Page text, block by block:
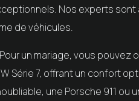
Nos experts sont
de véhicules.
un mariage, vous
Série 7, offrant un confort
une Porsche 911 ou